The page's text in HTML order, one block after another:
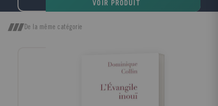
VOIR PRODUIT
De la même catégorie